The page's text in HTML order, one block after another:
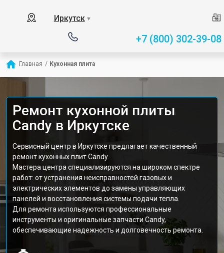
Иркутск ▼
+7 (800) 302-39-08
Главная / Кухонная плита
Ремонт кухонной плиты
Candy в Иркутске
Сервисный центр в Иркутске предлагает качественный
ремонт кухонных плит Candy.
Мастера центра специализируются на широком спектре
работ: от устранения неисправностей газовых и
электрических элементов до замены управляющих
панелей и восстановления системы подачи тепла.
Для ремонта используются профессиональные
инструменты и оригинальные запчасти Candy,
обеспечивающие надежность и долговечность ремонта.